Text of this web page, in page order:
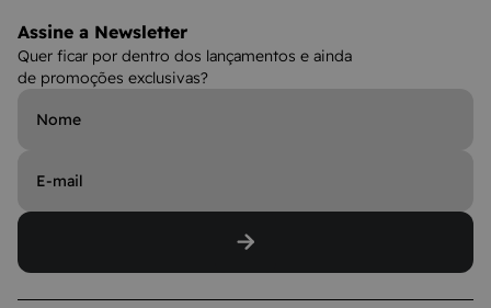
Assine a Newsletter
Quer ficar por dentro dos lançamentos e ainda
de promoções exclusivas?